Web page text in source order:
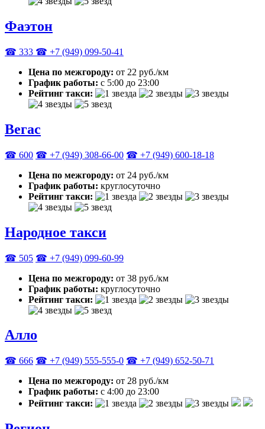
Фаэтон
☎ 333 ☎ +7 (949) 099-50-41
Цена по межгороду: от 22 руб./км
График работы: с 5:00 до 23:00
Рейтинг такси:
Вегас
☎ 600 ☎ +7 (949) 308-66-00 ☎ +7 (949) 600-18-18
Цена по межгороду: от 24 руб./км
График работы: круглосуточно
Рейтинг такси:
Народное такси
☎ 505 ☎ +7 (949) 099-60-99
Цена по межгороду: от 38 руб./км
График работы: круглосуточно
Рейтинг такси:
Алло
☎ 666 ☎ +7 (949) 555-555-0 ☎ +7 (949) 652-50-71
Цена по межгороду: от 28 руб./км
График работы: с 4:00 до 23:00
Рейтинг такси: